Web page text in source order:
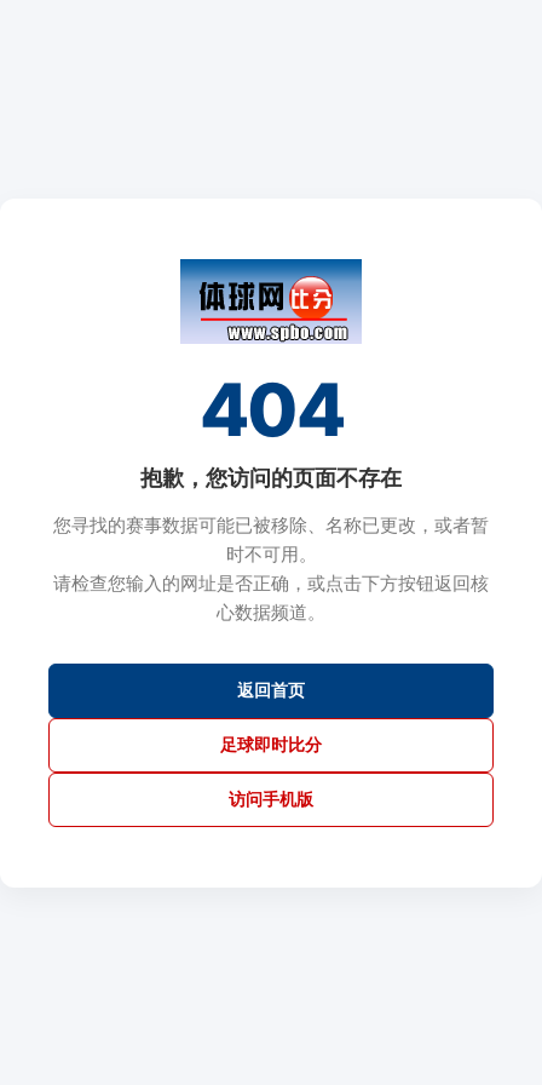
404
抱歉，您访问的页面不存在
您寻找的赛事数据可能已被移除、名称已更改，或者暂
时不可用。
请检查您输入的网址是否正确，或点击下方按钮返回核
心数据频道。
返回首页
足球即时比分
访问手机版